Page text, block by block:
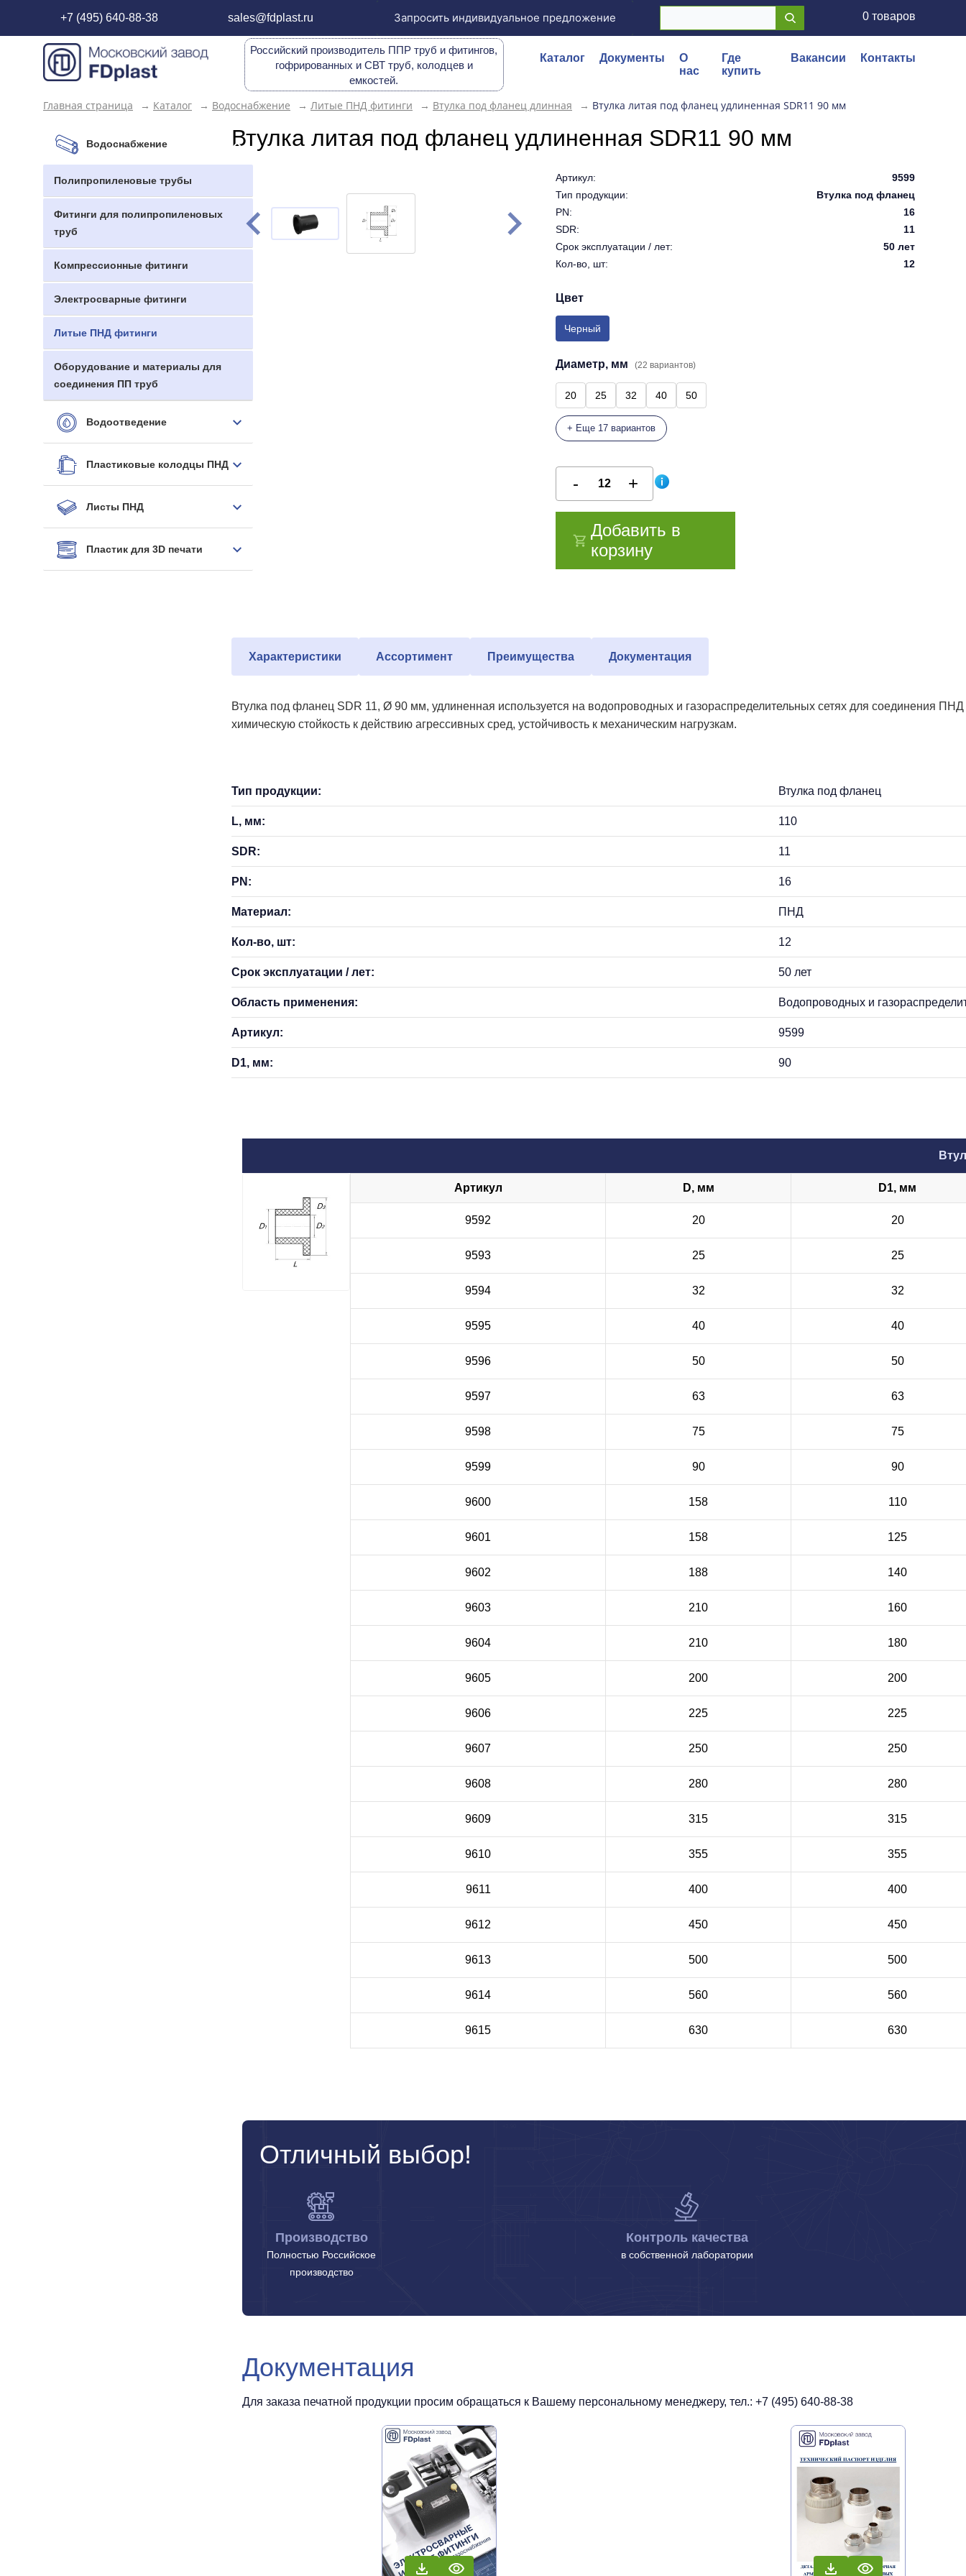
+7 (495) 640-88-38 sales@fdplast.ru Запросить индивидуальное предложение 0 товаров
Российский производитель ППР труб и фитингов,
гофрированных и СВТ труб, колодцев и
емкостей.
Каталог Документы
О
нас
Где
купить
Вакансии Контакты
Главная страница → Каталог → Водоснабжение → Литые ПНД фитинги → Втулка под фланец длинная → Втулка литая под фланец удлиненная SDR11 90 мм
Водоснабжение
Полипропиленовые трубы
Фитинги для полипропиленовых
труб
Компрессионные фитинги
Электросварные фитинги
Литые ПНД фитинги
Оборудование и материалы для
соединения ПП труб
Водоотведение
Пластиковые колодцы ПНД
Листы ПНД
Пластик для 3D печати
Втулка литая под фланец удлиненная SDR11 90 мм
Артикул:
9599
Тип продукции:
Втулка под фланец
PN:
16
SDR:
11
Срок эксплуатации / лет:
50 лет
Кол-во, шт:
12
Цвет
Черный
Диаметр, мм (22 вариантов)
20 25 32 40 50
+ Еще 17 вариантов
Добавить в
корзину
Характеристики Ассортимент Преимущества Документация
Втулка под фланец SDR 11, Ø 90 мм, удлиненная используется на водопроводных и газораспределительных сетях для соединения
химическую стойкость к действию агрессивных сред, устойчивость к механическим нагрузкам.
Тип продукции: Втулка под фланец
L, мм: 110
SDR: 11
PN: 16
Материал: ПНД
Кол-во, шт: 12
Срок эксплуатации / лет: 50 лет
Область применения: Водопроводных и
Артикул: 9599
D1, мм: 90
Артикул D, мм D1, мм
9592 20 20
9593 25 25
9594 32 32
9595 40 40
9596 50 50
9597 63 63
9598 75 75
9599 90 90
9600 158 110
9601 158 125
9602 188 140
9603 210 160
9604 210 180
9605 200 200
9606 225 225
9607 250 250
9608 280 280
9609 315 315
9610 355 355
9611 400 400
9612 450 450
9613 500 500
9614 560 560
9615 630 630
Отличный выбор!
Производство
Полностью Российское
производство
Контроль качества
в собственной лаборатории
Документация
Для заказа печатной продукции просим обращаться к Вашему персональному менеджеру, тел.: +7 (495) 640-88-38